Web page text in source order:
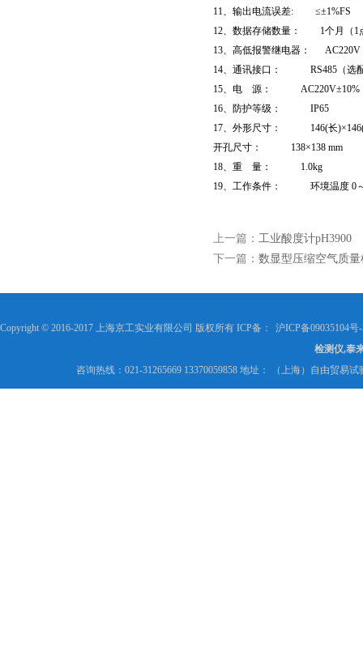
11、输出电流误差: ≤±1%FS
12、数据存储数量： 1个月（1
13、高低报警继电器： AC220V
14、通讯接口： RS485（选
15、电 源： AC220V±10%，
16、防护等级： IP65
17、外形尺寸： 146(长)×146(
开孔尺寸： 138×138 mm
18、重 量： 1.0kg
19、工作条件： 环境温度 0～
上一篇： 工业酸度计pH3900
下一篇： 数显型压缩空气质
Copyright © 2016-2017 上海京工实业有限公司 版权所有 ICP备：
沪ICP备09035104号
检测仪,泰
咨询热线：021-31265669 13370059858 地址： （上海）自由贸易